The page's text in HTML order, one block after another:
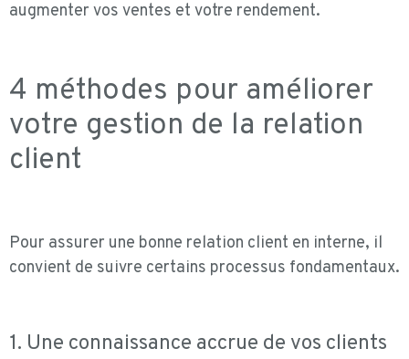
augmenter vos ventes et votre rendement.
4 méthodes pour améliorer
votre gestion de la relation
client
Pour assurer une bonne relation client en interne, il
convient de suivre certains processus fondamentaux.
1. Une connaissance accrue de vos clients